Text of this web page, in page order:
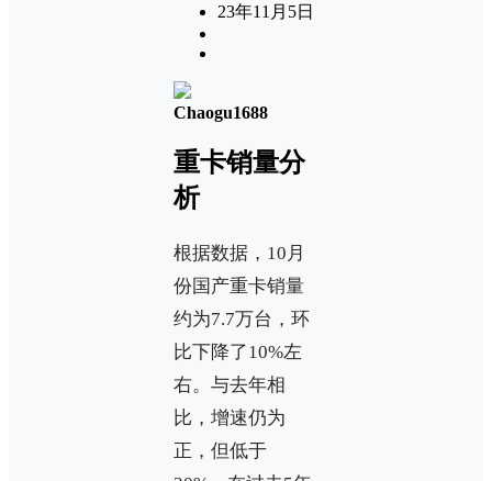
23年11月5日
Chaogu1688
重卡销量分
析
根据数据，10月
份国产重卡销量
约为7.7万台，环
比下降了10%左
右。与去年相
比，增速仍为
正，但低于